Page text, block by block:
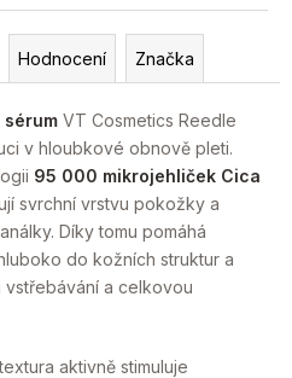
Hodnocení Značka
VT Cosmetics Reedle
v hloubkové obnově pleti.
95 000 mikrojehliček Cica
svrchní vrstvu pokožky a
Díky tomu pomáhá
do kožních struktur a
a celkovou
aktivně stimuluje